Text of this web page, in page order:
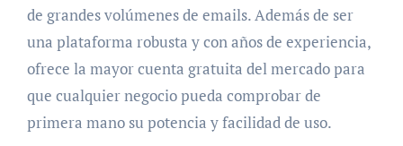
de grandes volúmenes de emails. Además de ser
una plataforma robusta y con años de experiencia,
ofrece la mayor cuenta gratuita del mercado para
que cualquier negocio pueda comprobar de
primera mano su potencia y facilidad de uso.